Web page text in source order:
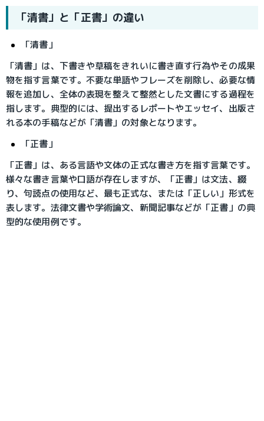
「清書」と「正書」の違い
「清書」
「清書」は、下書きや草稿をきれいに書き直す行為やその成果
物を指す言葉です。不要な単語やフレーズを削除し、必要な情
報を追加し、全体の表現を整えて整然とした文書にする過程を
指します。典型的には、提出するレポートやエッセイ、出版さ
れる本の手稿などが「清書」の対象となります。
「正書」
「正書」は、ある言語や文体の正式な書き方を指す言葉です。
様々な書き言葉や口語が存在しますが、「正書」は文法、綴
り、句読点の使用など、最も正式な、または「正しい」形式を
表します。法律文書や学術論文、新聞記事などが「正書」の典
型的な使用例です。